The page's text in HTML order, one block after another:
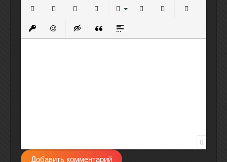
Вставить защищенную ссылку
Вставить смайлик
Вставка скрытого текста
Вставка цитаты
Вставка спойлера
0
Добавить комментарий